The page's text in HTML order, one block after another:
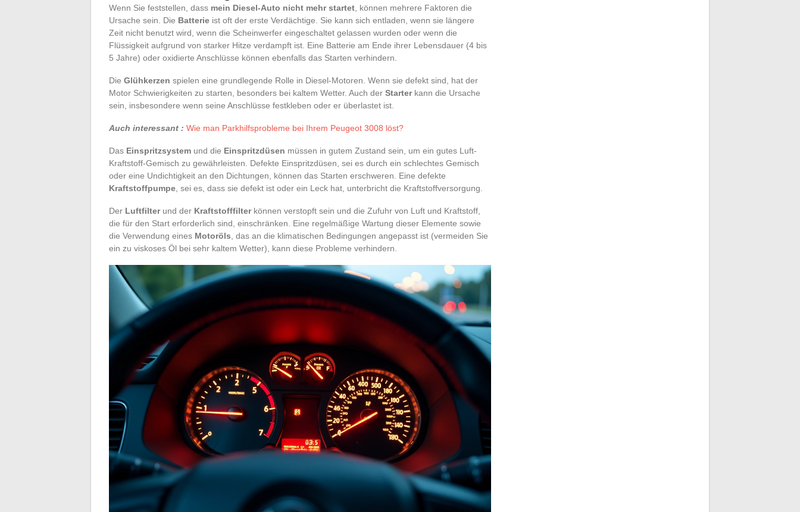
Wenn Sie feststellen, dass mein Diesel-Auto nicht mehr startet , können mehrere Faktoren die
Ursache sein. Die Batterie ist oft der erste Verdächtige. Sie kann sich entladen, wenn sie längere
Zeit nicht benutzt wird, wenn die Scheinwerfer eingeschaltet gelassen wurden oder wenn die
Flüssigkeit aufgrund von starker Hitze verdampft ist. Eine Batterie am Ende ihrer Lebensdauer (4 bis
5 Jahre) oder oxidierte Anschlüsse können ebenfalls das Starten verhindern.
Die Glühkerzen spielen eine grundlegende Rolle in Diesel-Motoren. Wenn sie defekt sind, hat der
Motor Schwierigkeiten zu starten, besonders bei kaltem Wetter. Auch der Starterkann die Ursache
sein, insbesondere wenn seine Anschlüsse festkleben oder er überlastet ist.
Auch interessant : Wie man Parkhilfsprobleme bei Ihrem Peugeot 3008 löst?
Das Einspritzsystem und die Einspritzdüsen müssen in gutem Zustand sein, um ein gutes Luft-
Kraftstoff-Gemisch zu gewährleisten. Defekte Einspritzdüsen, sei es durch ein schlechtes Gemisch
oder eine Undichtigkeit an den Dichtungen, können das Starten erschweren. Eine defekte
Kraftstoffpumpe , sei es, dass sie defekt ist oder ein Leck hat, unterbricht die Kraftstoffversorgung.
Der Luftfilterund der Kraftstofffilterkönnen verstopft sein und die Zufuhr von Luft und Kraftstoff,
die für den Start erforderlich sind, einschränken. Eine regelmäßige Wartung dieser Elemente sowie
die Verwendung eines Motoröls , das an die klimatischen Bedingungen angepasst ist (vermeiden Sie
ein zu viskoses Öl bei sehr kaltem Wetter), kann diese Probleme verhindern.